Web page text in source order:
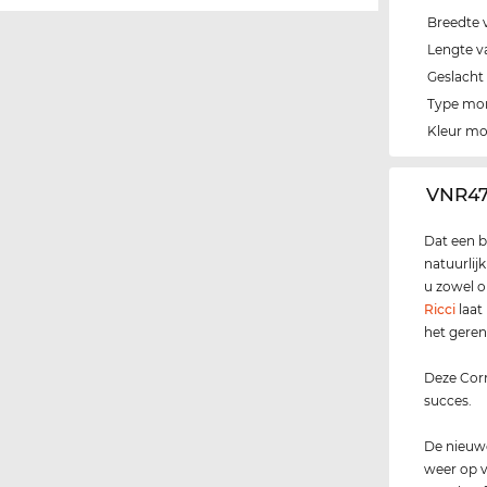
Breedte
Lengte
Geslacht
Type
Kleur
Dat een
u zowel
Ricci
het
Deze
succes.
De
weer op